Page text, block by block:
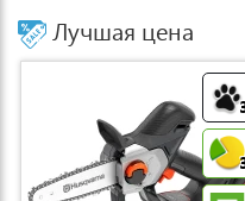
Лучшая цена